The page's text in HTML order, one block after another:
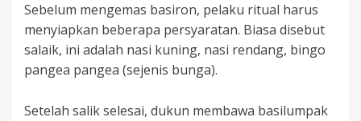
Sebelum mengemas basiron, pelaku ritual harus
menyiapkan beberapa persyaratan. Biasa disebut
salaik, ini adalah nasi kuning, nasi rendang, bingo
pangea pangea (sejenis bunga).
Setelah salik selesai, dukun membawa basilumpak